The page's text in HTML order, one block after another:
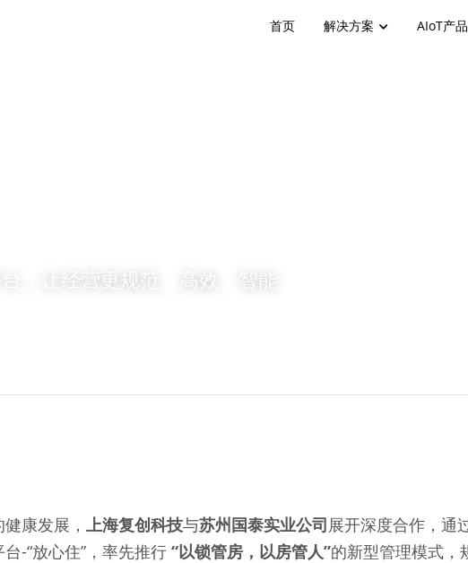
首页 解决方案 AIoT产品
，让经营更规范、高效、智能
康发展， 上海复创科技与苏州国泰实业公司展开深度合作，通
-“放心住”，率先推行 “以锁管房，以房管人”的新型管理模式，